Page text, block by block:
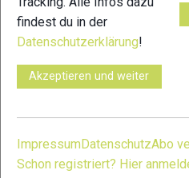
91
findest du in der
Datenschutzerklärung!
Akzeptieren und weiter
Impressum DatenschutzAbo
Schon registriert? Hier